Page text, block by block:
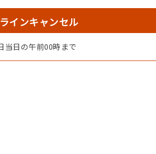
インキャンセル
当日の午前00時まで